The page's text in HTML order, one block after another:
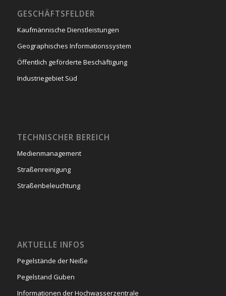
GESCHÄFTSFELDER
Kaufmännische Dienstleistungen
Geographisches Informationssystem
Öffentlich geförderte Beschäftigung
Industriegebiet Süd
TECHNISCHER BEREICH
Medienmanagement
Straßenreinigung
Straßenbeleuchtung
AKTUELLE INFOS
Pegelstände der Neiße
Pegelstand Guben
Informationen der Hochwasserzentrale